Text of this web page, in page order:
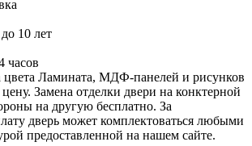
10 лет
часов
цвета Ламината, МДФ-панелей и рисунков
Замена отделки двери на конктерной
на другую бесплатно. За
дверь может комплектоваться любыми
предоставленной на нашем сайте.